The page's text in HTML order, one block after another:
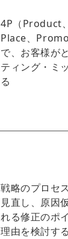
4P（Product
Place、
で、お客様が
ティング・ミ
る
戦略のプロセ
見直し、原因
れる修正のポ
理由を検討する